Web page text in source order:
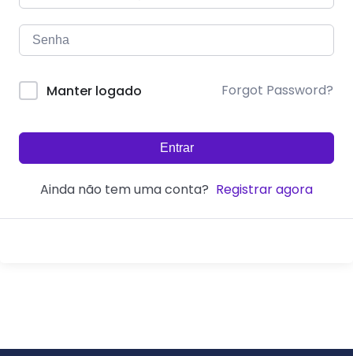
Manter logado Forgot Password?
Entrar
Ainda não tem uma conta? Registrar agora